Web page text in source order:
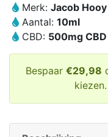
Merk: Jacob Hooy
Aantal: 10ml
CBD: 500mg CBD
Bespaar €29,98
kiezen.